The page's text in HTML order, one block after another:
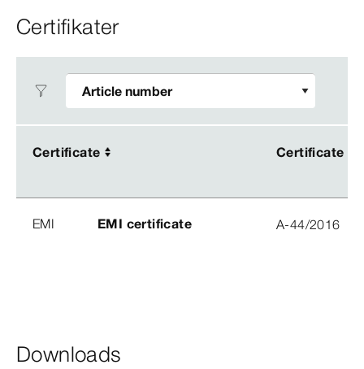
Certifikater
Certificate Certificate
Certificate Certificate
EMI EMI certificate A-44/2016
Downloads